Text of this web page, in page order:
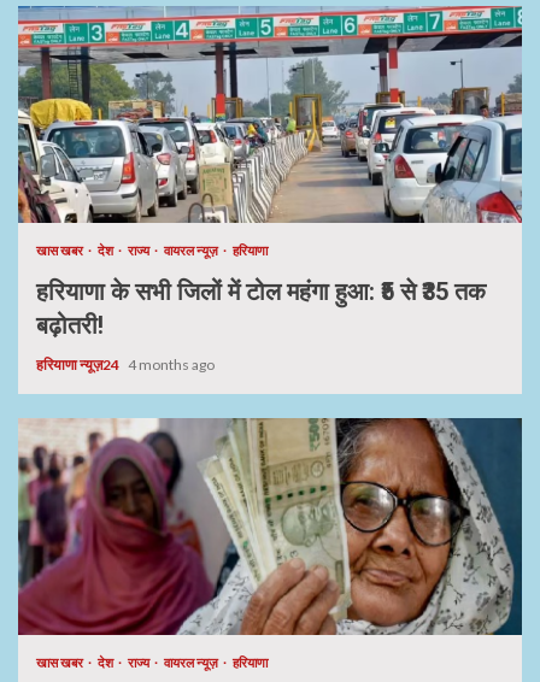
खास खबर देश राज्य वायरल न्यूज़ हरियाणा
हरियाणा के सभी जिलों में टोल महंगा हुआ: ₹5 से ₹35 तक
बढ़ोतरी!
हरियाणा न्यूज़24 4 months ago
खास खबर देश राज्य वायरल न्यूज़ हरियाणा